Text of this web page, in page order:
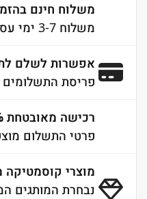
משלוח חינם בהזמנה
משלוח 3-7 ימי עסקים לכל הארץ
אפשרות לשלם
פריסת
רכישה מאובטחת 100% SSL
פרטי התשלום
מוצרי קוסמטיקה
נבחרת המותגים